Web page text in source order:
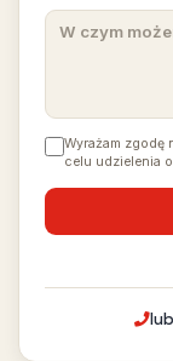
Wyrażam
celu udzielenia